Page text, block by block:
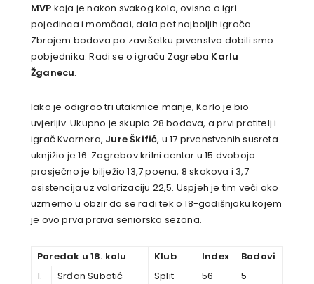
MVP koja je nakon svakog kola, ovisno o igri
pojedinca i momčadi, dala pet najboljih igrača.
Zbrojem bodova po završetku prvenstva dobili smo
pobjednika. Radi se o igraču Zagreba Karlu
Žganecu.
Iako je odigrao tri utakmice manje, Karlo je bio
uvjerljiv. Ukupno je skupio 28 bodova, a prvi pratitelj i
igrač Kvarnera, Jure Škifić, u 17 prvenstvenih susreta
uknjižio je 16. Zagrebov krilni centar u 15 dvoboja
prosječno je bilježio 13,7 poena, 8 skokova i 3,7
asistencija uz valorizaciju 22,5. Uspjeh je tim veći ako
uzmemo u obzir da se radi tek o 18-godišnjaku kojem
je ovo prva prava seniorska sezona.
Poredak u 18. kolu Klub Index
Bodovi
1.
Srđan Subotić Split 56
5